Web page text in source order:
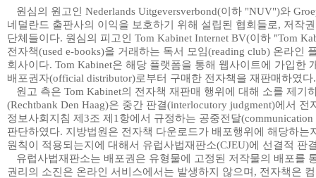
원심의 원고인Nederlands Uitgeversverbond(이하 "NUV")와
네덜란드 출판사의 이익을 보호하기 위해 설립된 협회들로, 저작
단체들이다. 원심의 피고인 Tom Kabinet Internet BV(이하 "Tom
전자책(used e-books)을 거래하는 독서 모임(reading club) 온라인
회사이다. Tom Kabinet은 해당 플랫폼을 통해 웹사이트에 가입한
배포권자(official distributor)로부터 구매한 전자책을 재판매하였다.
원고 측은Tom Kabinet의 전자책 재판매 행위에 대해 소를 제기
(Rechtbank Den Haag)은 중간 판결(interlocutory judgment)에서 전
정보사회지침 제 3조 제 1 항에서 규정하는 공중전달
판단하였다. 지방법원은 전자책 다운로드가 배포행위에 해당하는
원칙이 적용되는지에 대해서 유럽사법재판소(CJEU)에 선결적 판
유럽사법재판소는 배포권은 유형물에 고정된 저작물의 배포를
권리의 소진은 온라인 서비스에서는 발생하지 않으며 , 전자책은